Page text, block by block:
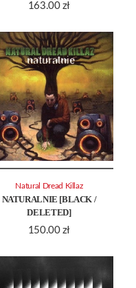
163.00 zł
NATURALNIE [BLACK /
DELETED]
150.00 zł
Natural Dread Killaz